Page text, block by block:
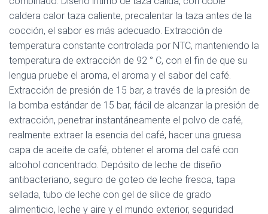
caldera calor taza caliente, precalentar la taza antes de la
cocción, el sabor es más adecuado. Extracción de
temperatura constante controlada por NTC, manteniendo la
temperatura de extracción de 92 ° C, con el fin de que su
lengua pruebe el aroma, el aroma y el sabor del café.
Extracción de presión de 15 bar, a través de la presión de
la bomba estándar de 15 bar, fácil de alcanzar la presión de
extracción, penetrar instantáneamente el polvo de café,
realmente extraer la esencia del café, hacer una gruesa
capa de aceite de café, obtener el aroma del café con
alcohol concentrado. Depósito de leche de diseño
antibacteriano, seguro de goteo de leche fresca, tapa
sellada, tubo de leche con gel de sílice de grado
alimenticio, leche y aire y el mundo exterior, seguridad